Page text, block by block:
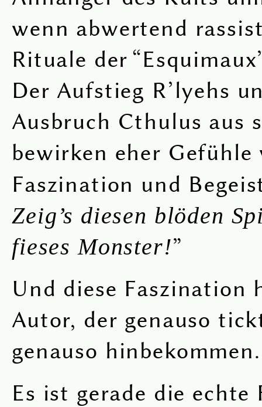
wenn abwertend
Rituale der
Der Aufstieg R’lyehs
Ausbruch Cthulus aus
bewirken eher Gefühle
Faszination und
Zeig’s diesen blöden
fieses Monster!”
Und diese Faszination
Autor, der genauso
genauso hinbekommen.
Es ist gerade die echte